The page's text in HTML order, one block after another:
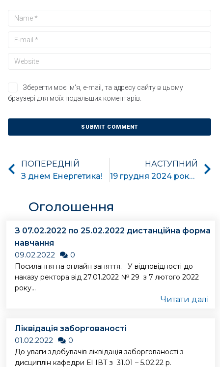
Зберегти моє ім'я, e-mail, та адресу сайту в цьому
браузері для моїх подальших коментарів.
ПОПЕРЕДНІЙ
З днем Енергетика!
НАСТУПНИЙ
19 грудня 2024 року у стінах Національного університету «Чернігівська політехніка» відбулося урочисте вручення стипендій Президентського фонду Леоніда Кучми «Україна».
Оголошення
З 07.02.2022 по 25.02.2022 дистанційна форма
навчання
09.02.2022
0
Посилання на онлайн заняття. У відповідності до
наказу ректора від 27.01.2022 № 29 з 7 лютого 2022
року...
Читати далі
Ліквідація заборгованості
01.02.2022
0
До уваги здобувачів ліквідація заборгованості з
дисциплін кафедри ЕІ ІВТ з 31.01 – 5.02.22 р.